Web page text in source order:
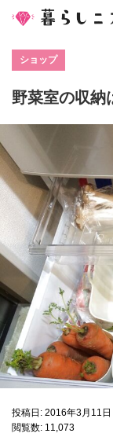
ショップ
野菜室の収納
投稿日: 2016年3月11日
閲覧数: 11,073